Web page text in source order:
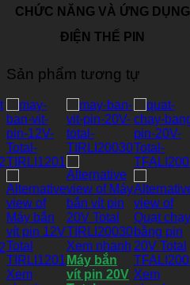
CHỨC NĂNG VÀ ỨNG DỤNG
ĐIỆN THẾ PIN
Sản phẩm tương tự
Xem
Xem nhanh
Máy bắn
vít pin 20V Xem